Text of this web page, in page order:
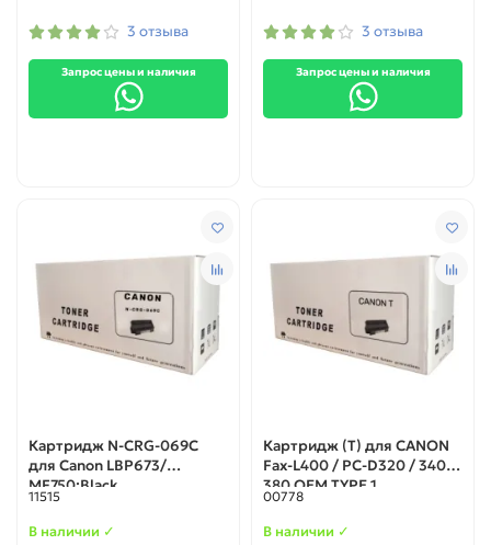
3 отзыва
Запрос цены и наличия
3 отзыва
Запрос цены и наличия
Картридж N-CRG-069C
для Canon LBP673/
MF750;Black
11515
В наличии ✓
Картридж (T) для CANON
Fax-L400 / PC-D320 / 340 /
380 OEM TYPE 1
00778
В наличии ✓